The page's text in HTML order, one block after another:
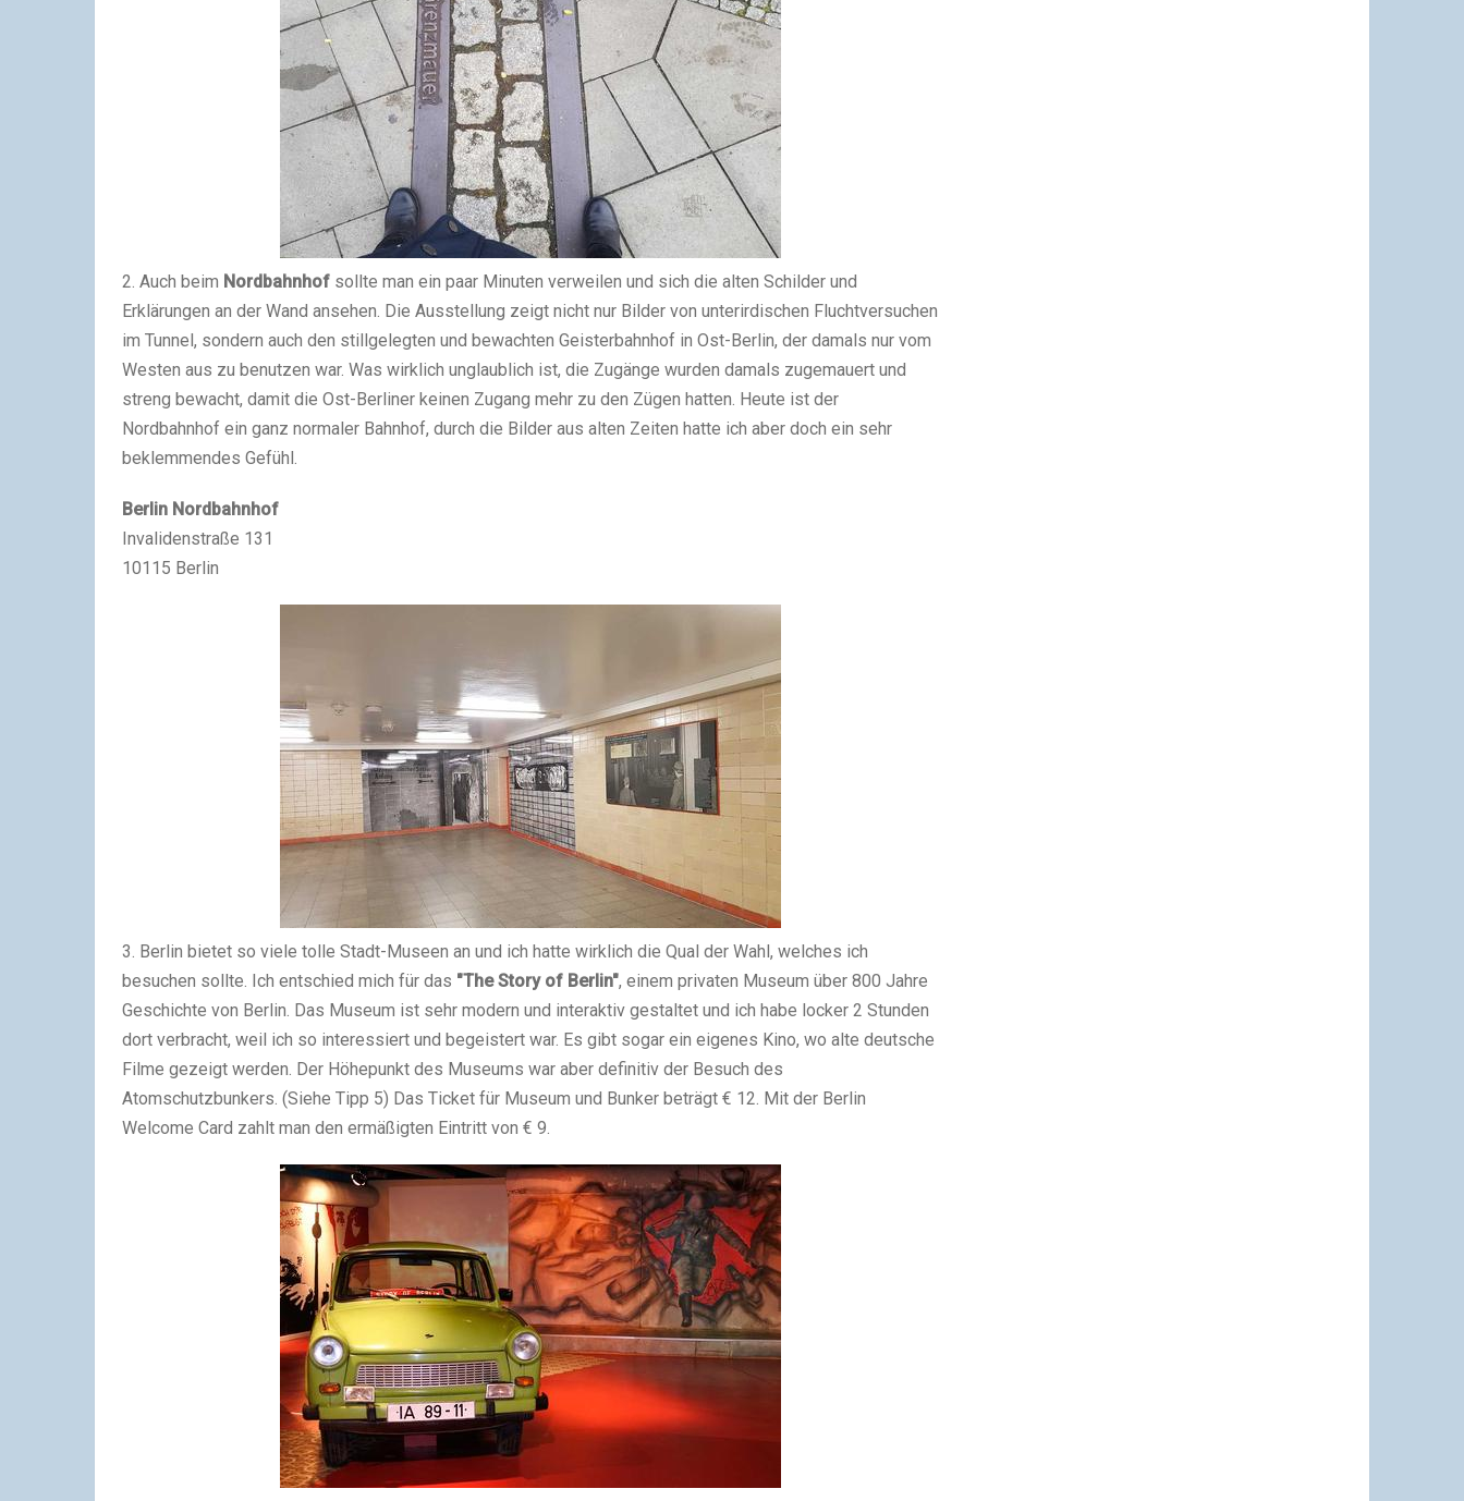
2. Auch beim Nordbahnhof sollte man ein paar Minuten verweilen und sich die alten Schilder und
Erklärungen an der Wand ansehen. Die Ausstellung zeigt nicht nur Bilder von unterirdischen Fluchtversuchen
im Tunnel, sondern auch den stillgelegten und bewachten Geisterbahnhof in Ost-Berlin, der damals nur vom
Westen aus zu benutzen war. Was wirklich unglaublich ist, die Zugänge wurden damals zugemauert und
streng bewacht, damit die Ost-Berliner keinen Zugang mehr zu den Zügen hatten. Heute ist der
Nordbahnhof ein ganz normaler Bahnhof, durch die Bilder aus alten Zeiten hatte ich aber doch ein sehr
beklemmendes Gefühl.
Berlin Nordbahnhof
Invalidenstraße 131
10115 Berlin
3. Berlin bietet so viele tolle Stadt-Museen an und ich hatte wirklich die Qual der Wahl, welches ich
besuchen sollte. Ich entschied mich für das "The Story of Berlin", einem privaten Museum über 800 Jahre
Geschichte von Berlin. Das Museum ist sehr modern und interaktiv gestaltet und ich habe locker 2 Stunden
dort verbracht, weil ich so interessiert und begeistert war. Es gibt sogar ein eigenes Kino, wo alte deutsche
Filme gezeigt werden. Der Höhepunkt des Museums war aber definitiv der Besuch des
Atomschutzbunkers. (Siehe Tipp 5) Das Ticket für Museum und Bunker beträgt € 12. Mit der Berlin
Welcome Card zahlt man den ermäßigten Eintritt von € 9.